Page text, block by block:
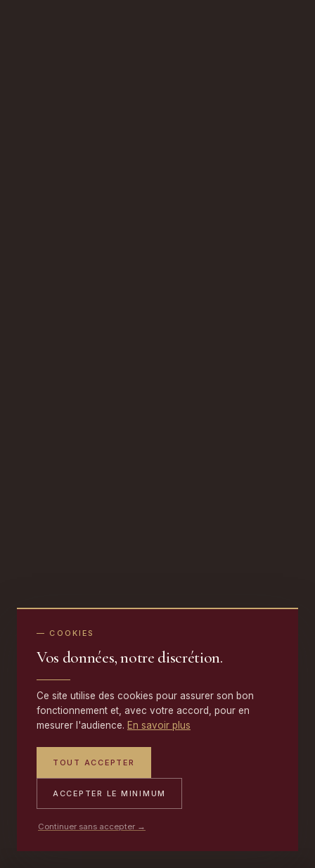
— COOKIES
Vos données, notre discrétion.
Ce site utilise des cookies pour assurer son bon
fonctionnement et, avec votre accord, pour en
mesurer l'audience. En savoir plus
TOUT ACCEPTER
ACCEPTER LE MINIMUM
Continuer sans accepter →